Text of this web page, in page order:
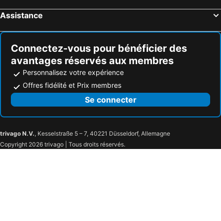
Assistance
Connectez-vous pour bénéficier des
avantages réservés aux membres
Personnalisez votre expérience
Offres fidélité et Prix membres
Se connecter
trivago N.V., Kesselstraße 5 – 7, 40221 Düsseldorf, Allemagne
Copyright 2026 trivago | Tous droits réservés.